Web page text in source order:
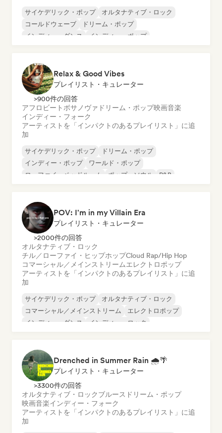
サイケデリック・ポップ
オルタナティブ・ロック
コールドウェーブ
ドリーム・ポップ
インディー・ダンス
インディー・ポップ
Relax & Good Vibes
プレイリスト・キュレーター
>900件の回答
アフロビート ボサノヴァ ドリーム・ポップ映画音楽
インディー・フォーク
アーティストを「インパクトのあるプレイリスト」に追
加
サイケデリック・ポップ
ドリーム・ポップ
インディー・ポップ
ワールド・ポップ
ローファイ・ベッドルーム
ポップ・ソウル
R&B
POV: I'm in my Villain Era
プレイリスト・キュレーター
>2000件の回答
オルタナティブ・ロック
チル／ローファイ・ヒップホップCloud Rap/Hip Hop
コマーシャル／メインストリームエレクトロポップ
アーティストを「インパクトのあるプレイリスト」に追
加
サイケデリック・ポップ
オルタナティブ・ロック
コマーシャル／メインストリーム
エレクトロポップ
インディー・ダンス
インディー・ロック
Drenched in Summer Rain 🌧️🌴
プレイリスト・キュレーター
>3300件の回答
オルタナティブ・ロックブルース ドリーム・ポップ
映画音楽インディー・フォーク
アーティストを「インパクトのあるプレイリスト」に追
加